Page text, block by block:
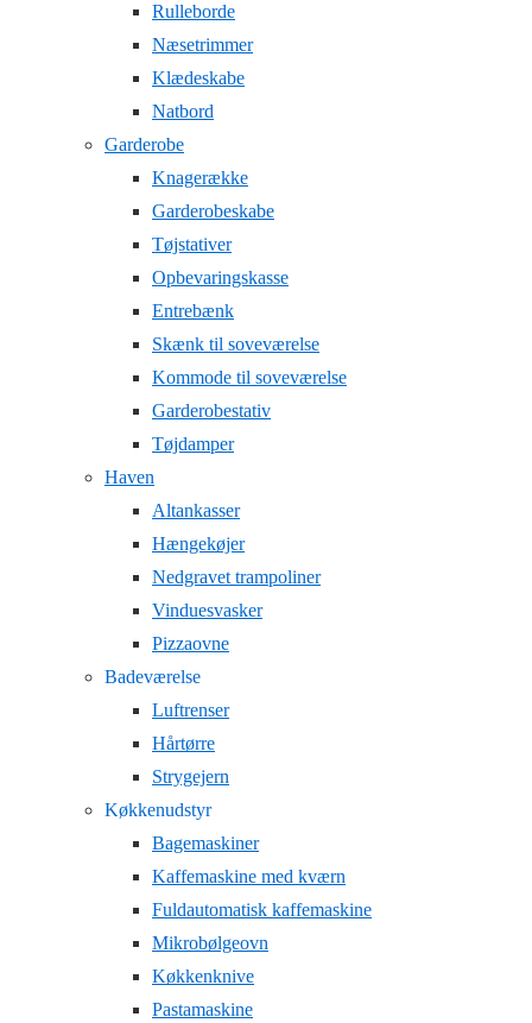
Rulleborde
Næsetrimmer
Klædeskabe
Natbord
Garderobe
Knagerække
Garderobeskabe
Tøjstativer
Opbevaringskasse
Entrebænk
Skænk til soveværelse
Kommode til soveværelse
Garderobestativ
Tøjdamper
Haven
Altankasser
Hængekøjer
Nedgravet trampoliner
Vinduesvasker
Pizzaovne
Badeværelse
Luftrenser
Hårtørre
Strygejern
Køkkenudstyr
Bagemaskiner
Kaffemaskine med kværn
Fuldautomatisk kaffemaskine
Mikrobølgeovn
Køkkenknive
Pastamaskine